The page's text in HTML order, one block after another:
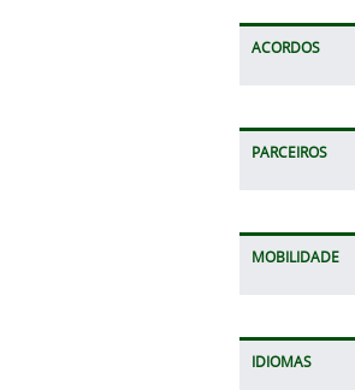
ACORDOS
PARCEIROS
MOBILIDADE
IDIOMAS